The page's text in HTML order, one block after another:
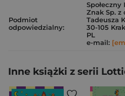
Podmiot
odpowiedzialny:
Znak Sp. z
Tadeusza
30-105
PL
e-mail:
Inne książki z serii